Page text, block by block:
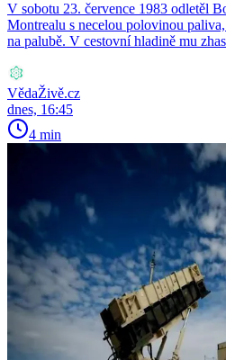
V sobotu 23. července 1983 odletěl
Montrealu s necelou polovinou
na palubě. V cestovní hladině mu
VědaŽivě.cz
dnes, 16:45
4 min